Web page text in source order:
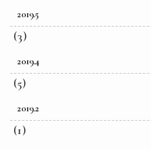
2019.5
(3)
2019.4
(5)
2019.2
(1)